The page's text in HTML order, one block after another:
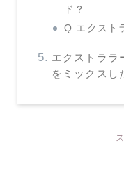
ド？
Q.エクスト
エクストララ
をミックスし